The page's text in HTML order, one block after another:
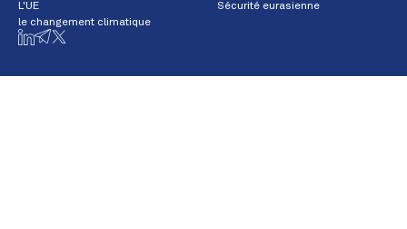
L'UE
Sécurité eurasienne
le changement climatique